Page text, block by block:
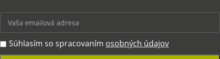
Súhlasím so spracovaním osobných údajov